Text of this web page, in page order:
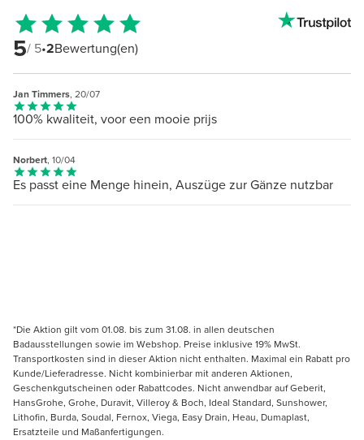
5/ 5•2Bewertung(en)
Jan Timmers, 20/07
100% kwaliteit, voor een mooie prijs
Norbert, 10/04
Es passt eine Menge hinein, Auszüge zur Gänze nutzbar
*Die Aktion gilt vom 01.08. bis zum 31.08. in allen deutschen
Badausstellungen sowie im Webshop. Preise inklusive 19% MwSt.
Transportkosten sind in dieser Aktion nicht enthalten. Maximal ein Rabatt pro
Kunde/Lieferadresse. Nicht kombinierbar mit anderen Aktionen,
Geschenkgutscheinen oder Rabattcodes. Nicht anwendbar auf Geberit,
HansGrohe, Grohe, Duravit, Villeroy & Boch, Ideal Standard, Sunshower,
Lithofin, Burda, Soudal, Fernox, Viega, Easy Drain, Heau, Dumaplast,
Ersatzteile und Maßanfertigungen.